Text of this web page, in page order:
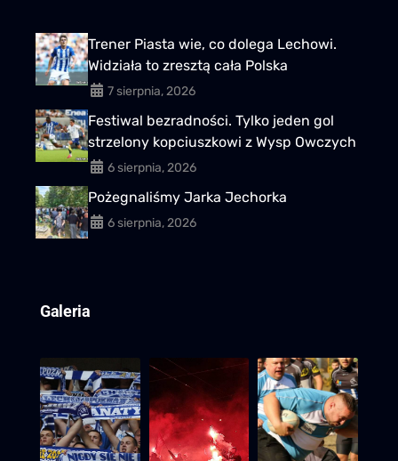
Trener Piasta wie, co dolega Lechowi.
Widziała to zresztą cała Polska
7 sierpnia, 2026
Festiwal bezradności. Tylko jeden gol
strzelony kopciuszkowi z Wysp Owczych
6 sierpnia, 2026
Pożegnaliśmy Jarka Jechorka
6 sierpnia, 2026
Galeria